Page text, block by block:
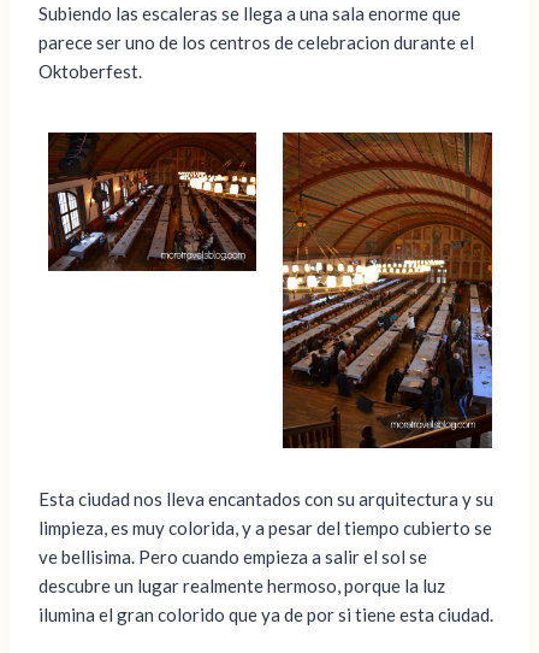
Subiendo las escaleras se llega a una sala enorme que
parece ser uno de los centros de celebracion durante el
Oktoberfest.
Esta ciudad nos lleva encantados con su arquitectura y su
limpieza, es muy colorida, y a pesar del tiempo cubierto se
ve bellisima. Pero cuando empieza a salir el sol se
descubre un lugar realmente hermoso, porque la luz
ilumina el gran colorido que ya de por si tiene esta ciudad.